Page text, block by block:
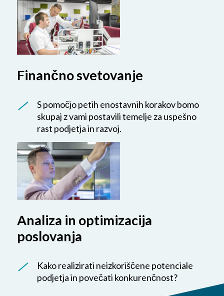
Finančno svetovanje
S pomočjo petih enostavnih korakov bomo
skupaj z vami postavili temelje za uspešno
rast podjetja in razvoj.
Analiza in optimizacija
poslovanja
Kako realizirati neizkoriščene potenciale
podjetja in povečati konkurenčnost?